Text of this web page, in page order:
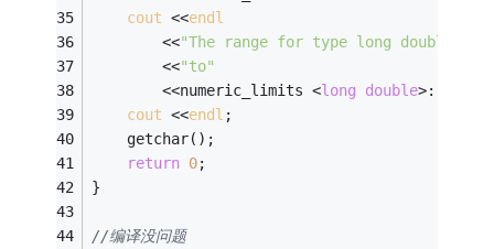
cout <<endl
		<<
"The range for type long double is
		<<
"to"
		<<numeric_limits <
long double
cout <<endl ;
	getchar();
return 0;
}
//编译没问题